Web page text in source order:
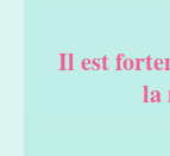
Il est
la